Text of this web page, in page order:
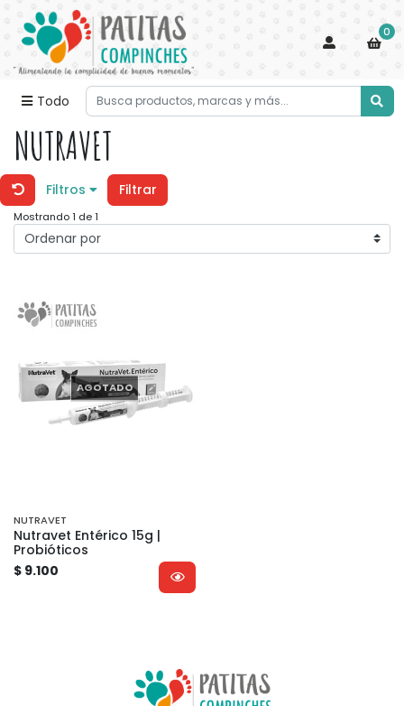
Todo
0
NUTRAVET
Filtros Filtrar
Mostrando 1 de 1
AGOTADO
NUTRAVET
Nutravet Entérico 15g |
Probióticos
$ 9.100